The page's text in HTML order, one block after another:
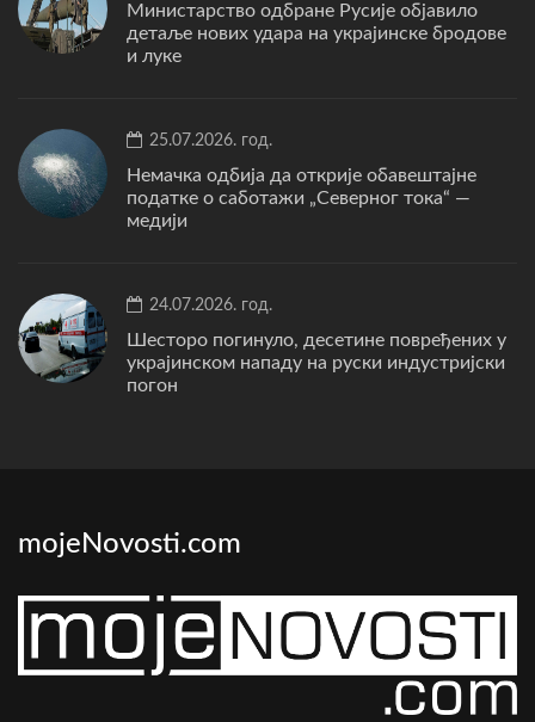
Министарство одбране Русије објавило
детаље нових удара на украјинске бродове
и луке
25.07.2026. год.
Немачка одбија да открије обавештајне
податке о саботажи „Северног тока“ —
медији
24.07.2026. год.
Шесторо погинуло, десетине повређених у
украјинском нападу на руски индустријски
погон
mojeNovosti.com